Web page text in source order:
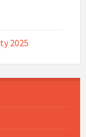
2025